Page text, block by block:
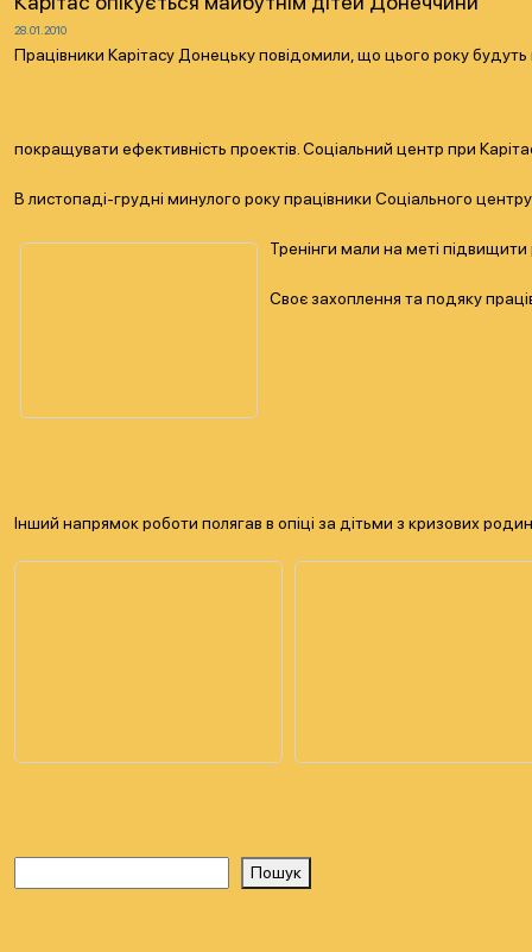
28.01.2010
Працівники Карітасу Донецьку повідомили, що цього року будуть
покращувати ефективність проектів. Соціальний центр при
В листопаді-грудні минулого року працівники Соціального
Тренінги мали на меті
Своє захоплення та подяку
Інший напрямок роботи полягав в опіці за дітьми з кризових
Пошук